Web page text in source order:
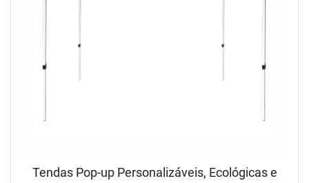
Tendas Pop-up Personalizáveis, Ecológicas e